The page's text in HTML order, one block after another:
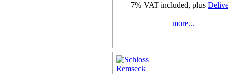
7% VAT included, plus
more...